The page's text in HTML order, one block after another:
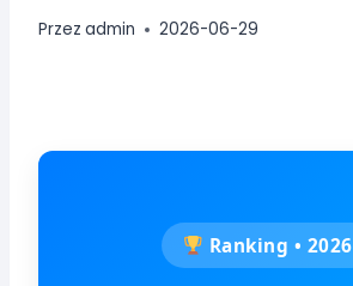
Przez admin 2026-06-29
Ranking • 2026